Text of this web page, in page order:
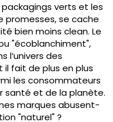
packagings verts et les
promesses, se cache
bien moins clean. Le
"écoblanchiment",
l’univers des
il fait de plus en plus
les consommateurs
santé et de la planète.
marques abusent-
"naturel" ?